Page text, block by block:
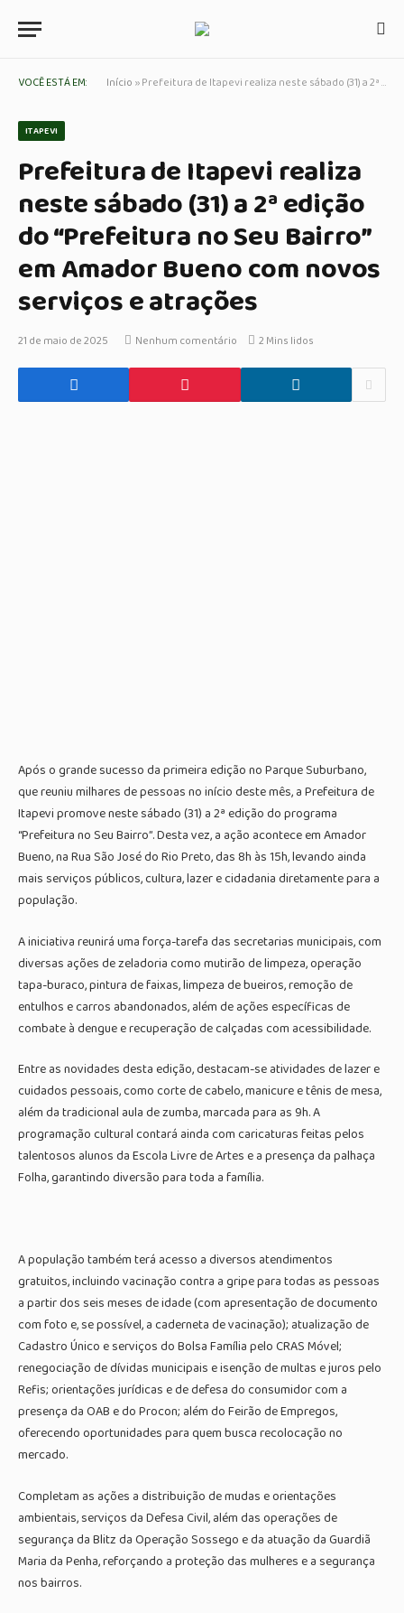
VOCÊ ESTÁ EM: Início »Prefeitura de Itapevi realiza neste sábado (31) a 2ª edição do “Prefeitura no Seu Bairro” em Amador Bueno com novos serviços e atrações
ITAPEVI
Prefeitura de Itapevi realiza
neste sábado (31) a 2ª edição
do “Prefeitura no Seu Bairro”
em Amador Bueno com novos
serviços e atrações
21 de maio de 2025 Nenhum comentário 2 Mins lidos
Após o grande sucesso da primeira edição no Parque Suburbano,
que reuniu milhares de pessoas no início deste mês, a Prefeitura de
Itapevi promove neste sábado (31) a 2ª edição do programa
“Prefeitura no Seu Bairro”. Desta vez, a ação acontece em Amador
Bueno, na Rua São José do Rio Preto, das 8h às 15h, levando ainda
mais serviços públicos, cultura, lazer e cidadania diretamente para a
população.
A iniciativa reunirá uma força-tarefa das secretarias municipais, com
diversas ações de zeladoria como mutirão de limpeza, operação
tapa-buraco, pintura de faixas, limpeza de bueiros, remoção de
entulhos e carros abandonados, além de ações específicas de
combate à dengue e recuperação de calçadas com acessibilidade.
Entre as novidades desta edição, destacam-se atividades de lazer e
cuidados pessoais, como corte de cabelo, manicure e tênis de mesa,
além da tradicional aula de zumba, marcada para as 9h. A
programação cultural contará ainda com caricaturas feitas pelos
talentosos alunos da Escola Livre de Artes e a presença da palhaça
Folha, garantindo diversão para toda a família.
A população também terá acesso a diversos atendimentos
gratuitos, incluindo vacinação contra a gripe para todas as pessoas
a partir dos seis meses de idade (com apresentação de documento
com foto e, se possível, a caderneta de vacinação); atualização de
Cadastro Único e serviços do Bolsa Família pelo CRAS Móvel;
renegociação de dívidas municipais e isenção de multas e juros pelo
Refis; orientações jurídicas e de defesa do consumidor com a
presença da OAB e do Procon; além do Feirão de Empregos,
oferecendo oportunidades para quem busca recolocação no
mercado.
Completam as ações a distribuição de mudas e orientações
ambientais, serviços da Defesa Civil, além das operações de
segurança da Blitz da Operação Sossego e da atuação da Guardiã
Maria da Penha, reforçando a proteção das mulheres e a segurança
nos bairros.